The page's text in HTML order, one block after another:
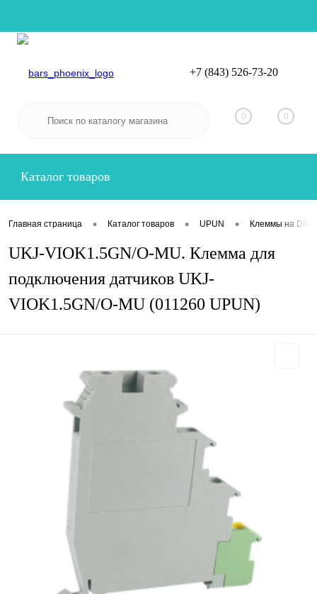
Вход
+7 (843) 526-73-20
0 0
Каталог товаров
Главная страница • Каталог товаров • UPUN • Клеммы на DIN-
UKJ-VIOK1.5GN/O-MU. Клемма для
подключения датчиков UKJ-
VIOK1.5GN/O-MU (011260 UPUN)